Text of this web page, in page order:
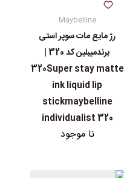
Maybelline
رژ مایع مات سوپر استی‌
برندمیبلین کد 320 |
320Super stay matte
ink liquid lip
stickmaybelline
individualist 320
نا موجود